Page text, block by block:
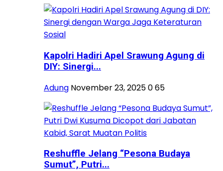
Kapolri Hadiri Apel Srawung Agung di
DIY: Sinergi...
Adung November 23, 2025065
Reshuffle Jelang “Pesona Budaya
Sumut”, Putri...